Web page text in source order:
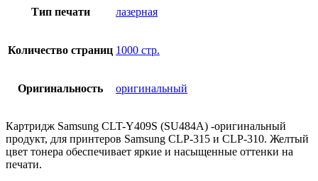
Тип печати лазерная
Количество страниц 1000 стр.
Оригинальность оригинальный
Картридж Samsung CLT-Y409S (SU484A) -оригинальный
продукт, для принтеров Samsung CLP-315 и CLP-310. Желтый
цвет тонера обеспечивает яркие и насыщенные оттенки на
печати.